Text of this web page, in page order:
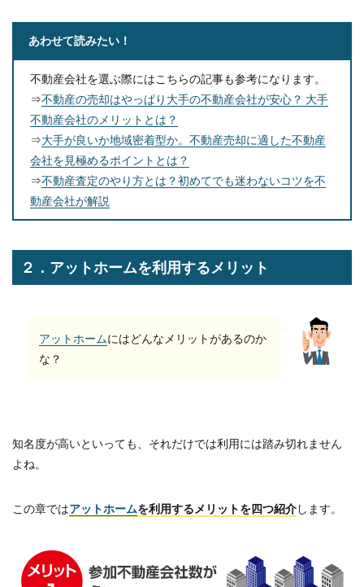
あわせて読みたい！
不動産会社を選ぶ際にはこちらの記事も参考になります。
⇒不動産の売却はやっぱり大手の不動産会社が安心？ 大手
不動産会社のメリットとは？
⇒大手が良いか地域密着型か。不動産売却に適した不動産
会社を見極めるポイントとは？
⇒不動産査定のやり方とは？初めてでも迷わないコツを不
動産会社が解説
２．アットホームを利用するメリット
アットホームにはどんなメリットがあるのか
な？
知名度が高いといっても、それだけでは利用には踏み切れません
よね。
この章ではアットホームを利用するメリットを四つ紹介します。